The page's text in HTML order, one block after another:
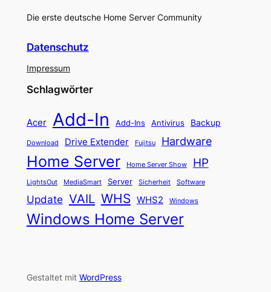
Die erste deutsche Home Server Community
Datenschutz
Impressum
Schlagwörter
Acer Add-In Add-Ins Antivirus Backup
Download Drive Extender Fujitsu Hardware
Home Server Home Server Show HP
LightsOut MediaSmart Server Sicherheit Software
Update VAIL WHS WHS2 Windows
Windows Home Server
Gestaltet mit WordPress